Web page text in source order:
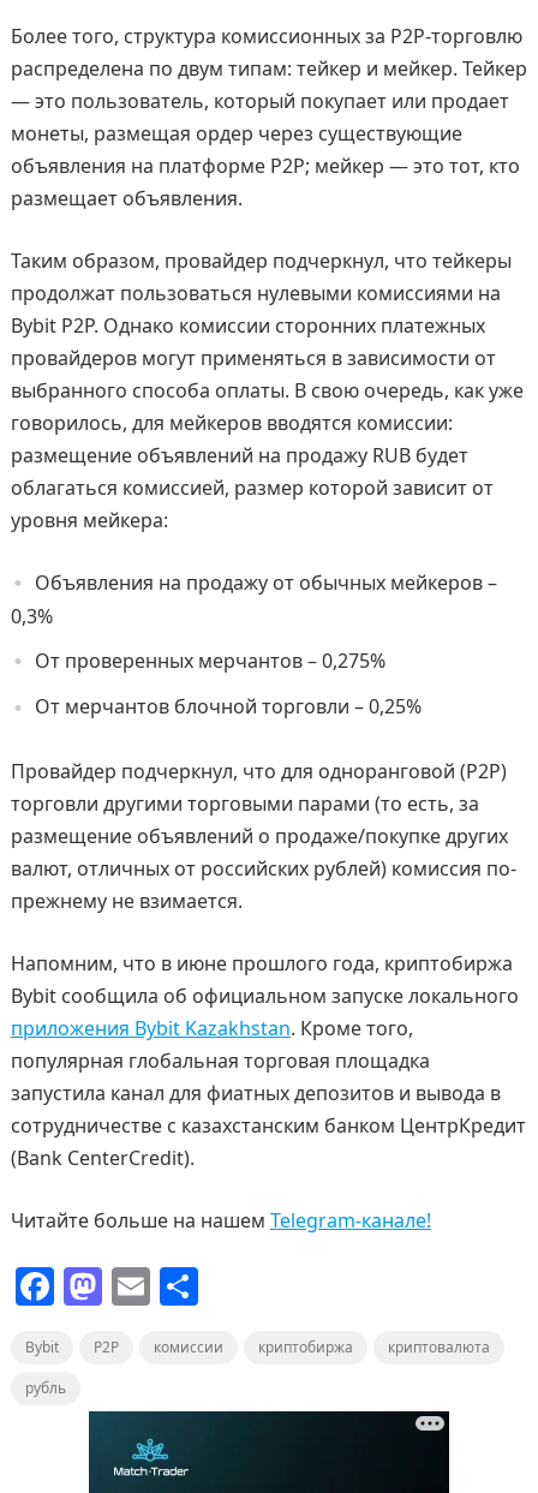
Более того, структура комиссионных за P2P-торговлю
распределена по двум типам: тейкер и мейкер. Тейкер
— это пользователь, который покупает или продает
монеты, размещая ордер через существующие
объявления на платформе P2P; мейкер — это тот, кто
размещает объявления.
Таким образом, провайдер подчеркнул, что тейкеры
продолжат пользоваться нулевыми комиссиями на
Bybit P2P. Однако комиссии сторонних платежных
провайдеров могут применяться в зависимости от
выбранного способа оплаты. В свою очередь, как уже
говорилось, для мейкеров вводятся комиссии:
размещение объявлений на продажу RUB будет
облагаться комиссией, размер которой зависит от
уровня мейкера:
Объявления на продажу от обычных мейкеров –
0,3%
От проверенных мерчантов – 0,275%
От мерчантов блочной торговли – 0,25%
Провайдер подчеркнул, что для одноранговой (P2P)
торговли другими торговыми парами (то есть, за
размещение объявлений о продаже/покупке других
валют, отличных от российских рублей) комиссия по-
прежнему не взимается.
Напомним, что в июне прошлого года, криптобиржа
Bybit сообщила об официальном запуске локального
приложения Bybit Kazakhstan. Кроме того,
популярная глобальная торговая площадка
запустила канал для фиатных депозитов и вывода в
сотрудничестве с казахстанским банком ЦентрКредит
(Bank CenterCredit).
Читайте больше на нашем Telegram-канале!
F
a
c
e
M
a
st
o
o
E
m
ai
l
О
п
р
Bybit P2P комиссии криптобиржа
криптовалюта
рубль